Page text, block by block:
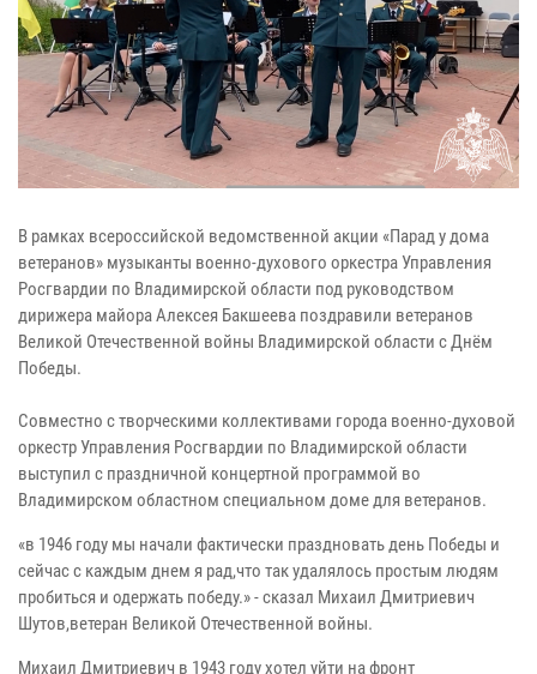
В рамках всероссийской ведомственной акции «Парад у дома
ветеранов» музыканты военно-духового оркестра Управления
Росгвардии по Владимирской области под руководством
дирижера майора Алексея Бакшеева поздравили ветеранов
Великой Отечественной войны Владимирской области с Днём
Победы.
Совместно с творческими коллективами города военно-духовой
оркестр Управления Росгвардии по Владимирской области
выступил с праздничной концертной программой во
Владимирском областном специальном доме для ветеранов.
«в 1946 году мы начали фактически праздновать день Победы и
сейчас с каждым днем я рад,что так удалялось простым людям
пробиться и одержать победу.» - сказал Михаил Дмитриевич
Шутов,ветеран Великой Отечественной войны.
Михаил Дмитриевич в 1943 году хотел уйти на фронт